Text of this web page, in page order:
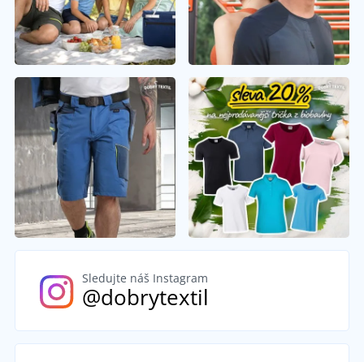
Sledujte náš Instagram
@dobrytextil